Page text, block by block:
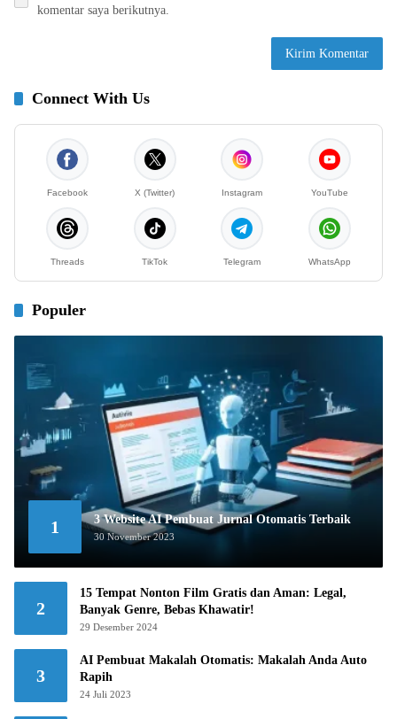
komentar saya berikutnya.
Connect With Us
Facebook X (Twitter) Instagram YouTube
Threads TikTok Telegram WhatsApp
Populer
1 3 Website AI Pembuat Jurnal Otomatis Terbaik
30 November 2023
2
15 Tempat Nonton Film Gratis dan Aman: Legal,
Banyak Genre, Bebas Khawatir!
29 Desember 2024
3
AI Pembuat Makalah Otomatis: Makalah Anda Auto
Rapih
24 Juli 2023